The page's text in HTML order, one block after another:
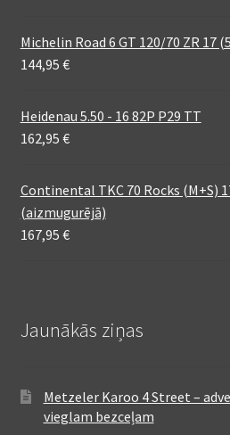
Michelin Road 6 GT 120/70 ZR 17
144,95 €
Heidenau 5.50 - 16 82P P29 TT
162,95 €
Continental TKC 70 Rocks (M+S)
(aizmugurējā)
167,95 €
Jaunākās ziņas
Metzeler Karoo 4 Street –
vieglam bezceļam